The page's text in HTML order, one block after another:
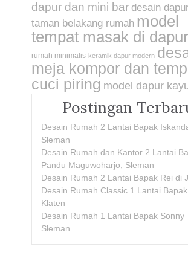
dapur dan mini bar desain
taman belakang rumah model
tempat masak di dapur
rumah minimalis keramik dapur modern
meja kompor dan
cuci piring model dapur
Postingan
Desain Rumah 2 Lantai Bapak
Sleman
Desain Rumah dan Kantor 2 Lantai
Pandu Maguwoharjo, Sleman
Desain Rumah 2 Lantai Bapak Rei di
Desain Rumah Classic 1 Lantai
Klaten
Desain Rumah 1 Lantai Bapak Sonny
Sleman